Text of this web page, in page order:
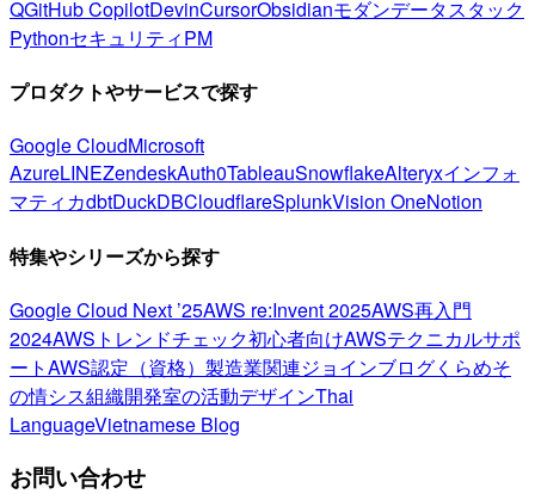
QGitHub CopilotDevinCursorObsidianモダンデータスタック
PythonセキュリティPM
プロダクトやサービスで探す
Google CloudMicrosoft
AzureLINEZendeskAuth0TableauSnowflakeAlteryxインフォ
マティカdbtDuckDBCloudflareSplunkVision OneNotion
特集やシリーズから探す
Google Cloud Next ’25AWS re:Invent 2025AWS再入門
2024AWSトレンドチェック初心者向けAWSテクニカルサポ
ートAWS認定（資格） 製造業関連ジョインブログくらめそ
の情シス組織開発室の活動デザインThai
LanguageVietnamese Blog
お問い合わせ